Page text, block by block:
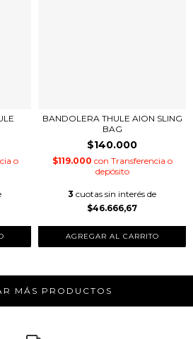
o
BANDOLERA THULE AION SLING
BAG
$140.000
$119.000 con Transferencia o
depósito
3 cuotas sin interés de
$46.666,67
MÁS PRODUCTOS